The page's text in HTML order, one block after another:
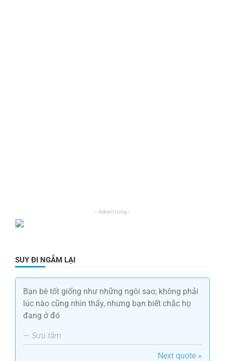
SUY ĐI NGẪM LẠI
Bạn bè tốt giống như những ngôi sao; không phải
lúc nào cũng nhìn thấy, nhưng bạn biết chắc họ
đang ở đó
— Sưu tầm
Next quote »